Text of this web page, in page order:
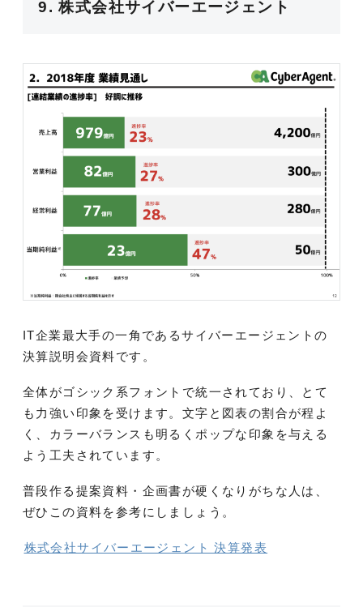
9. 株式会社サイバーエージェント
IT企業最大手の一角であるサイバーエージェントの
決算説明会資料です。
全体がゴシック系フォントで統一されており、とて
も力強い印象を受けます。文字と図表の割合が程よ
く、カラーバランスも明るくポップな印象を与える
よう工夫されています。
普段作る提案資料・企画書が硬くなりがちな人は、
ぜひこの資料を参考にしましょう。
株式会社サイバーエージェント 決算発表